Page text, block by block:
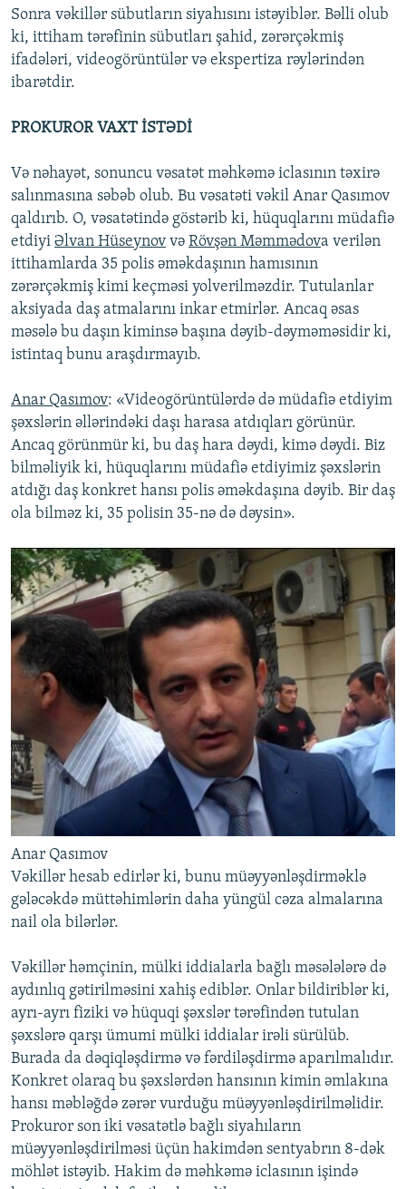
Sonra vəkillər sübutların siyahısını istəyiblər. Bəlli olub
ki, ittiham tərəfinin sübutları şahid, zərərçəkmiş
ifadələri, videogörüntülər və ekspertiza rəylərindən
ibarətdir.
PROKUROR VAXT İSTƏDİ
Və nəhayət, sonuncu vəsatət məhkəmə iclasının təxirə
salınmasına səbəb olub. Bu vəsatəti vəkil Anar Qasımov
qaldırıb. O, vəsatətində göstərib ki, hüquqlarını müdafiə
etdiyi Əlvan Hüseynov və Rövşən Məmmədova verilən
ittihamlarda 35 polis əməkdaşının hamısının
zərərçəkmiş kimi keçməsi yolverilməzdir. Tutulanlar
aksiyada daş atmalarını inkar etmirlər. Ancaq əsas
məsələ bu daşın kiminsə başına dəyib-dəyməməsidir ki,
istintaq bunu araşdırmayıb.
Anar Qasımov: «Videogörüntülərdə də müdafiə etdiyim
şəxslərin əllərindəki daşı harasa atdıqları görünür.
Ancaq görünmür ki, bu daş hara dəydi, kimə dəydi. Biz
bilməliyik ki, hüquqlarını müdafiə etdiyimiz şəxslərin
atdığı daş konkret hansı polis əməkdaşına dəyib. Bir daş
ola bilməz ki, 35 polisin 35-nə də dəysin».
Anar Qasımov
Vəkillər hesab edirlər ki, bunu müəyyənləşdirməklə
gələcəkdə müttəhimlərin daha yüngül cəza almalarına
nail ola bilərlər.
Vəkillər həmçinin, mülki iddialarla bağlı məsələlərə də
aydınlıq gətirilməsini xahiş ediblər. Onlar bildiriblər ki,
ayrı-ayrı fiziki və hüquqi şəxslər tərəfindən tutulan
şəxslərə qarşı ümumi mülki iddialar irəli sürülüb.
Burada da dəqiqləşdirmə və fərdiləşdirmə aparılmalıdır.
Konkret olaraq bu şəxslərdən hansının kimin əmlakına
hansı məbləğdə zərər vurduğu müəyyənləşdirilməlidir.
Prokuror son iki vəsatətlə bağlı siyahıların
müəyyənləşdirilməsi üçün hakimdən sentyabrın 8-dək
möhlət istəyib. Hakim də məhkəmə iclasının işində